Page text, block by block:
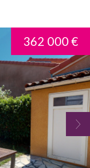
362 000 €